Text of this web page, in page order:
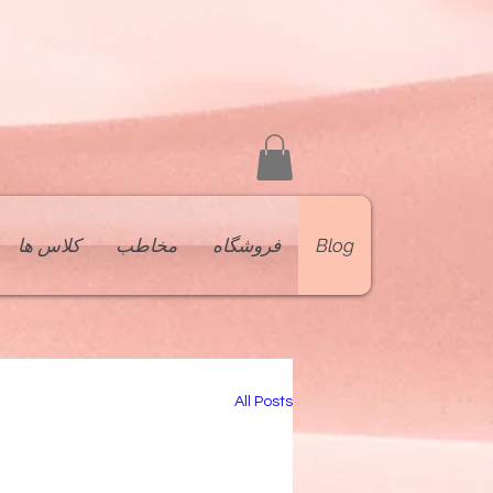
کلاس ها مخاطب فروشگاه Blog
All Posts